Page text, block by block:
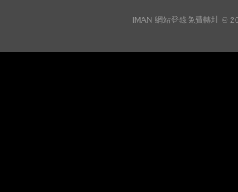
IMAN 網站登錄免費轉址 ©